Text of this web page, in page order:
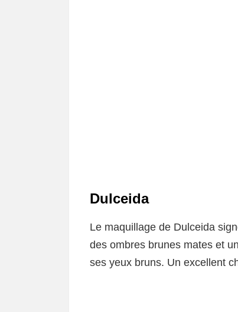
Dulceida
Le maquillage de Dulceida
des ombres brunes mates et
ses yeux bruns. Un excellent